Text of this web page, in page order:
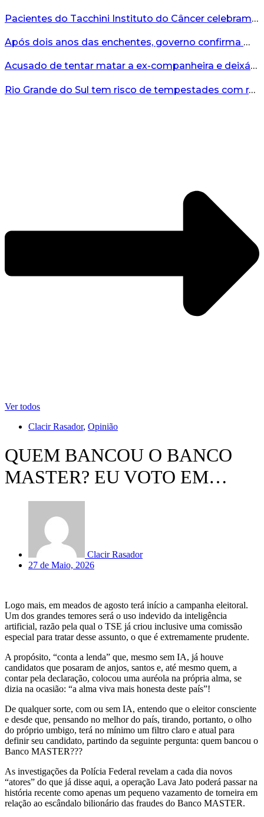
Pacientes do Tacchini Instituto do Câncer celebram Dia dos Pais com cuidado e relaxamento...
Após dois anos das enchentes, governo confirma mais de R$19 milhões para nova ponte no Vale do Taquari...
Acusado de tentar matar a ex-companheira e deixá-la paraplégica é condenado na Serra Gaúcha...
Rio Grande do Sul tem risco de tempestades com rajadas de ventos nos próximos dias...
Ver todos
Clacir Rasador, Opinião
QUEM BANCOU O BANCO
MASTER? EU VOTO EM…
Clacir Rasador
27 de Maio, 2026
Logo mais, em meados de agosto terá início a campanha eleitoral.
Um dos grandes temores será o uso indevido da inteligência
artificial, razão pela qual o TSE já criou inclusive uma comissão
especial para tratar desse assunto, o que é extremamente prudente.
A propósito, “conta a lenda” que, mesmo sem IA, já houve
candidatos que posaram de anjos, santos e, até mesmo quem, a
contar pela declaração, colocou uma auréola na própria alma, se
dizia na ocasião: “a alma viva mais honesta deste país”!
De qualquer sorte, com ou sem IA, entendo que o eleitor consciente
e desde que, pensando no melhor do país, tirando, portanto, o olho
do próprio umbigo, terá no mínimo um filtro claro e atual para
definir seu candidato, partindo da seguinte pergunta: quem bancou o
Banco MASTER???
As investigações da Polícia Federal revelam a cada dia novos
“atores” do que já disse aqui, a operação Lava Jato poderá passar na
história recente como apenas um pequeno vazamento de torneira em
relação ao escândalo bilionário das fraudes do Banco MASTER.